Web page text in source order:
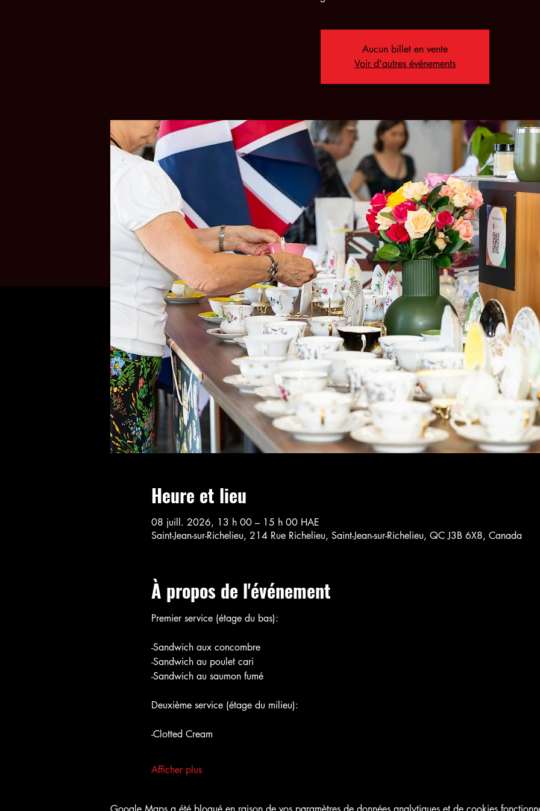
Aucun billet en vente
Voir d'autres événements
Heure et lieu
08 juill. 2026, 13 h 00 – 15 h 00 HAE
Saint-Jean-sur-Richelieu, 214 Rue Richelieu, Saint-Jean-sur-Richelieu, QC J3B 6X8, Canada
À propos de l'événement
Premier service (étage du bas):
-Sandwich aux concombre
-Sandwich au poulet cari
-Sandwich au saumon fumé
Deuxième service (étage du milieu):
-Clotted Cream
Afficher plus